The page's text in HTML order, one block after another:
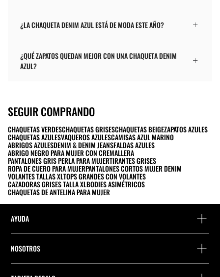
¿LA CHAQUETA DENIM AZUL ESTÁ DE MODA ESTE AÑO?
¿QUÉ ZAPATOS QUEDAN MEJOR CON UNA CHAQUETA DENIM
AZUL?
SEGUIR COMPRANDO
CHAQUETAS VERDESCHAQUETAS GRISESCHAQUETAS BEIGEZAPATOS AZULES
CHAQUETAS AZULESVAQUEROS AZULESCAMISAS AZUL MARINO
ABRIGOS AZULESDENIM & DENIM JEANSFALDAS AZULES
ABRIGO NEGRO PARA MUJER CON CREMALLERA
PANTALONES GRIS PERLA PARA MUJERTIRANTES GRISES
ROPA DE CUERO PARA MUJERPANTALONES CORTOS MUJER DENIM
VOLANTES TALLAS XLTOPS GRANDES CON VOLANTES
CAZADORAS GRISES TALLA XLBODIES ASIMÉTRICOS
CHAQUETAS DE ANTELINA PARA MUJER
AYUDA
Detalle precio perfumes
NOSOTROS